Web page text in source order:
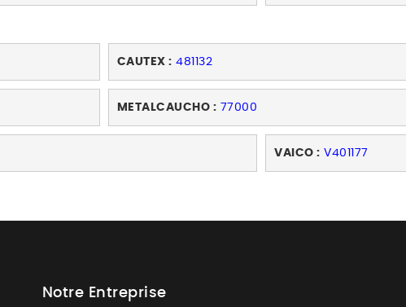
CAUTEX : 481132
METALCAUCHO : 77000
VAICO : V401177
Notre Entreprise